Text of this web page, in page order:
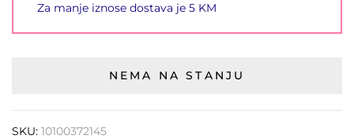
Za manje iznose dostava je 5 KM
NEMA NA STANJU
SKU: 10100372145